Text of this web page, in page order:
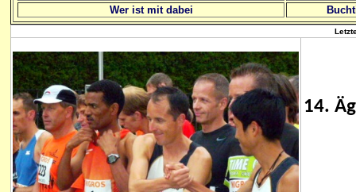
Wer ist mit dabei
14.